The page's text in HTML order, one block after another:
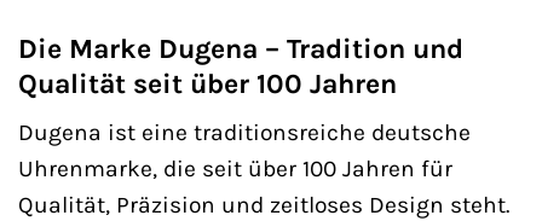
Die Marke Dugena – Tradition und
Qualität seit über 100 Jahren
Dugena ist eine traditionsreiche deutsche
Uhrenmarke, die seit über 100 Jahren für
Qualität, Präzision und zeitloses Design steht.